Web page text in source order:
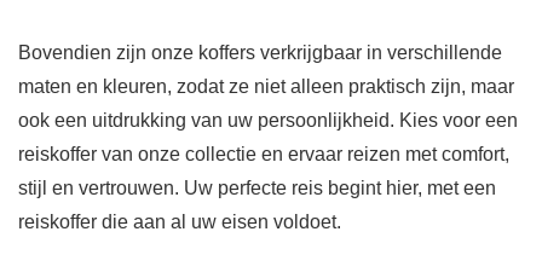
Bovendien zijn onze koffers verkrijgbaar in verschillende
maten en kleuren, zodat ze niet alleen praktisch zijn, maar
ook een uitdrukking van uw persoonlijkheid. Kies voor een
reiskoffer van onze collectie en ervaar reizen met comfort,
stijl en vertrouwen. Uw perfecte reis begint hier, met een
reiskoffer die aan al uw eisen voldoet.